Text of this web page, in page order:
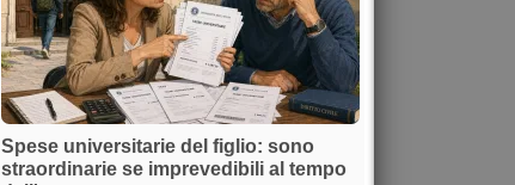
Spese universitarie del figlio: sono
straordinarie se imprevedibili al tempo